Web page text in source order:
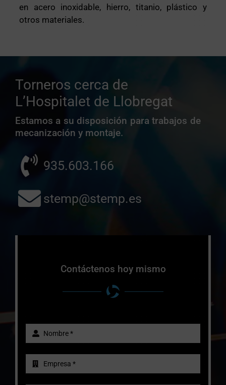
en acero inoxidable, hierro, titanio, plástico y
otros materiales.
Torneros cerca de
L’Hospitalet de Llobregat
Estamos a su disposición para trabajos de
mecanización y montaje.
935.603.166
stemp@stemp.es
Contáctenos hoy mismo